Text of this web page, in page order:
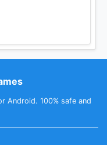
Android. 100% safe and